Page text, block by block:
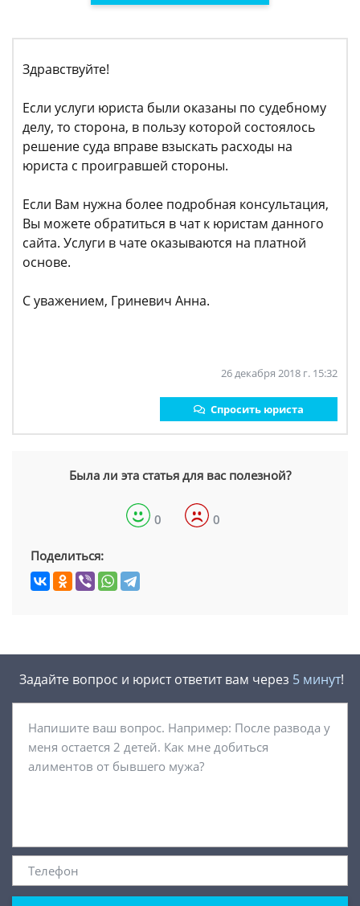
Здравствуйте!
Если услуги юриста были оказаны по судебному
делу, то сторона, в пользу которой состоялось
решение суда вправе взыскать расходы на
юриста с проигравшей стороны.
Если Вам нужна более подробная консультация,
Вы можете обратиться в чат к юристам данного
сайта. Услуги в чате оказываются на платной
основе.
С уважением, Гриневич Анна.
26 декабря 2018 г. 15:32
Спросить юриста
Была ли эта статья для вас полезной?
0 0
Поделиться:
Задайте вопрос и юрист ответит вам через 5 минут!